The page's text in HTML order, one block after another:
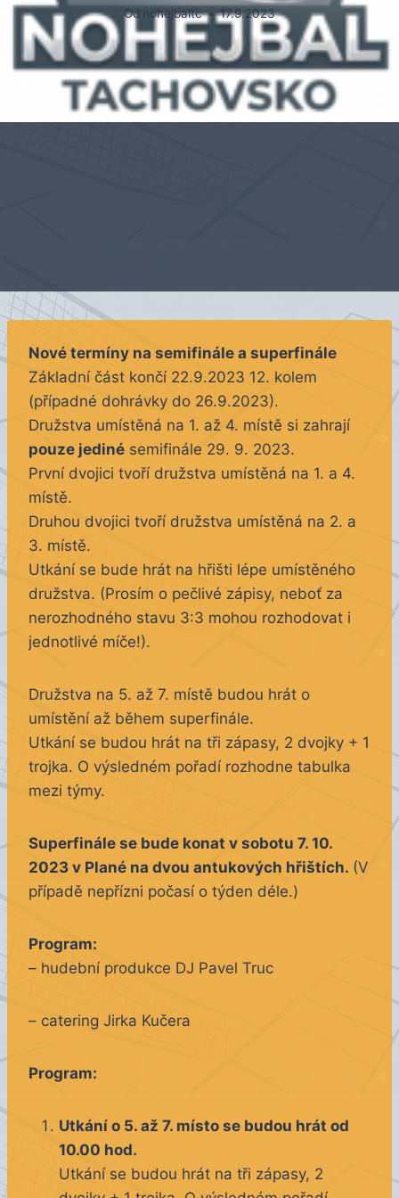
Od nohejbaltc 17.9.2023
Nové termíny na semifinále a superfinále
Základní část končí 22.9.2023 12. kolem
(případné dohrávky do 26.9.2023).
Družstva umístěná na 1. až 4. místě si zahrají
pouze jediné semifinále 29. 9. 2023.
První dvojici tvoří družstva umístěná na 1. a 4.
místě.
Druhou dvojici tvoří družstva umístěná na 2. a
3. místě.
Utkání se bude hrát na hřišti lépe umístěného
družstva. (Prosím o pečlivé zápisy, neboť za
nerozhodného stavu 3:3 mohou rozhodovat i
jednotlivé míče!).
Družstva na 5. až 7. místě budou hrát o
umístění až během superfinále.
Utkání se budou hrát na tři zápasy, 2 dvojky + 1
trojka. O výsledném pořadí rozhodne tabulka
mezi týmy.
Superfinále se bude konat v sobotu 7. 10.
2023 v Plané na dvou antukových hřištích. (V
případě nepřízni počasí o týden déle.)
Program:
– hudební produkce DJ Pavel Truc
– catering Jirka Kučera
Program:
Utkání o 5. až 7. místo se budou hrát od
10.00 hod.
Utkání se budou hrát na tři zápasy, 2